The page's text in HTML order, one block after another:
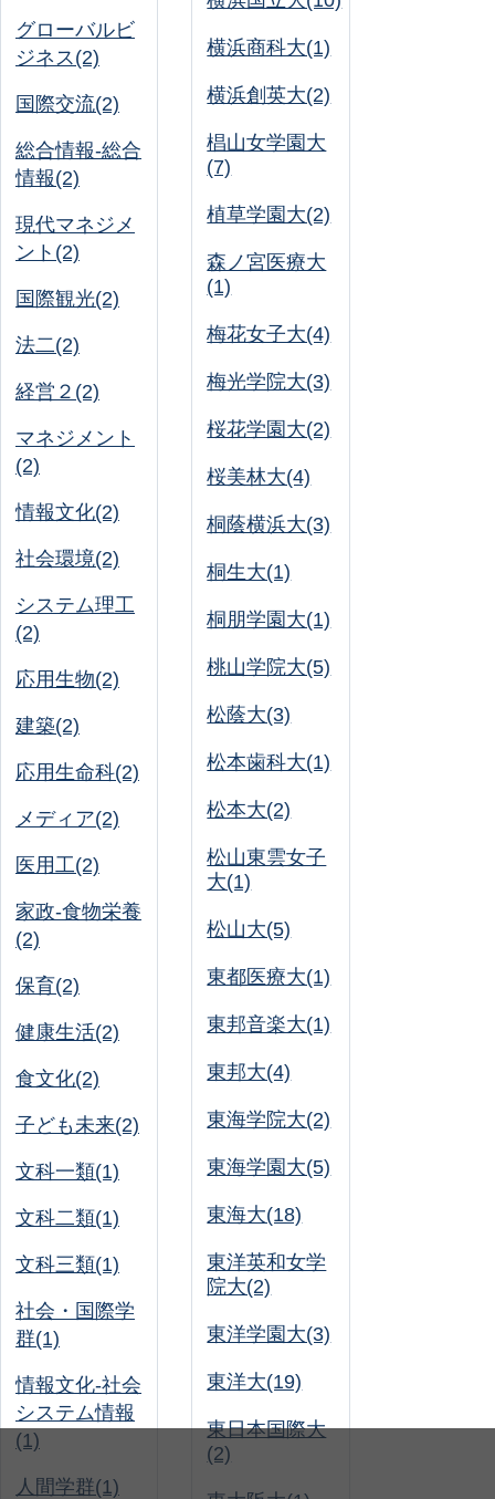
グローバルビ
ジネス(2)
国際交流(2)
総合情報-総合
情報(2)
現代マネジメ
ント(2)
国際観光(2)
法二(2)
経営２(2)
マネジメント
(2)
情報文化(2)
社会環境(2)
システム理工
(2)
応用生物(2)
建築(2)
応用生命科(2)
メディア(2)
医用工(2)
家政-食物栄養
(2)
保育(2)
健康生活(2)
食文化(2)
子ども未来(2)
文科一類(1)
文科二類(1)
文科三類(1)
社会・国際学
群(1)
情報文化-社会
システム情報
(1)
人間学群(1)
横浜商科大(1)
横浜創英大(2)
椙山女学園大
(7)
植草学園大(2)
森ノ宮医療大
(1)
梅花女子大(4)
梅光学院大(3)
桜花学園大(2)
桜美林大(4)
桐蔭横浜大(3)
桐生大(1)
桐朋学園大(1)
桃山学院大(5)
松蔭大(3)
松本歯科大(1)
松本大(2)
松山東雲女子
大(1)
松山大(5)
東都医療大(1)
東邦音楽大(1)
東邦大(4)
東海学院大(2)
東海学園大(5)
東海大(18)
東洋英和女学
院大(2)
東洋学園大(3)
東洋大(19)
東日本国際大
(2)